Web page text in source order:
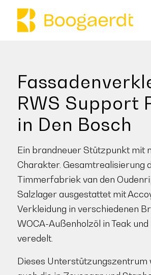
RWS Support
in Den Bosch
Ein brandneuer Stützpunkt mit
Charakter. Gesamtrealisierung
Timmerfabriek van den
Salzlager ausgestattet mit
Verkleidung in verschiedenen
WOCA-Außenholzöl in Teak
veredelt.
Dieses Unterstützungszentrum